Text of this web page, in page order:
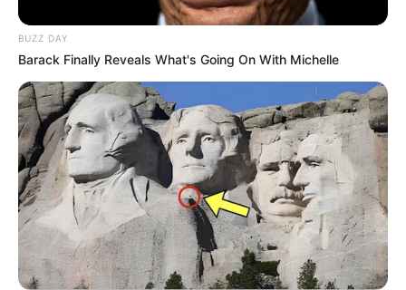
Pronostic PMU presse du quinté ou tuyau
du jour (la suite)
Le Progrès de Lyon : 4 – 9 – 5 – 12 – 2 – 1 – 13 – 6
Le Quotidien de la Réunion : 13 – 4 – 5 – 12 – 8 – 9 – 6 – 2
Le Télégramme de Brest : 5 – 12 – 13 – 2 – 9 – 6 – 4 – 8
BUZZ DAY
Barack Finally Reveals What's Going On With Michelle